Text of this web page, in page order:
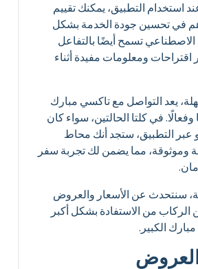
استخدام التطبيق، يمكنك تقييم
في تحسين جودة الخدمة بشكل
تسمح أيضًا بالتفاعل
ومعلومات مفيدة أثناء
يعد التواصل مع تاكسي مبارك
في كلتا الحالتين، سواء كان
عبر التطبيق، ستجد أنك محاط
وموثوقة، مما يضمن لك تجربة سفر
سنتحدث عن الأسعار والعروض
الركاب من الاستفادة بشكل أكبر
الكبير.